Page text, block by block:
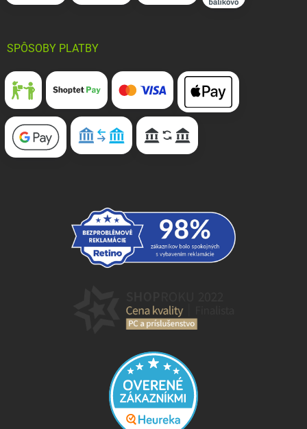
SPÔSOBY PLATBY